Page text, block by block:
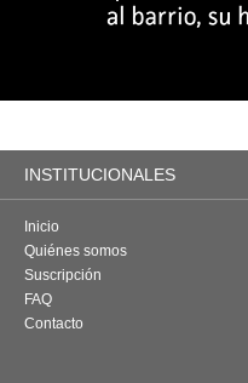
INSTITUCIONALES
Inicio
Quiénes somos
Suscripción
FAQ
Contacto